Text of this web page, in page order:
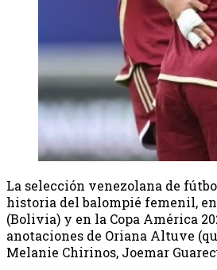
La selección venezolana de
historia del balompié femenil,
(Bolivia) y en la Copa América
anotaciones de Oriana Altuve
Melanie Chirinos, Joemar